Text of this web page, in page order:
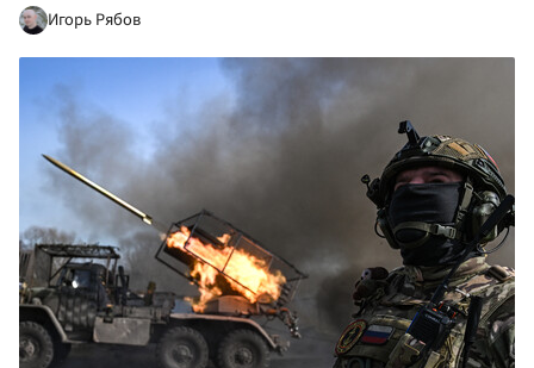
Игорь Рябов